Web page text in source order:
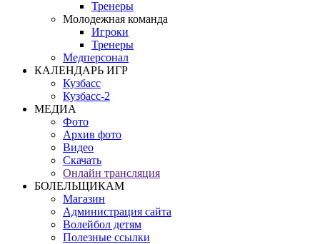
Тренеры
Молодежная команда
Игроки
Тренеры
Медперсонал
КАЛЕНДАРЬ ИГР
Кузбасс
Кузбасс-2
МЕДИА
Фото
Архив фото
Видео
Скачать
Онлайн трансляция
БОЛЕЛЬЩИКАМ
Магазин
Администрация сайта
Волейбол детям
Полезные ссылки